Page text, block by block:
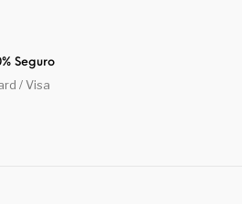
Seguro
/ Visa